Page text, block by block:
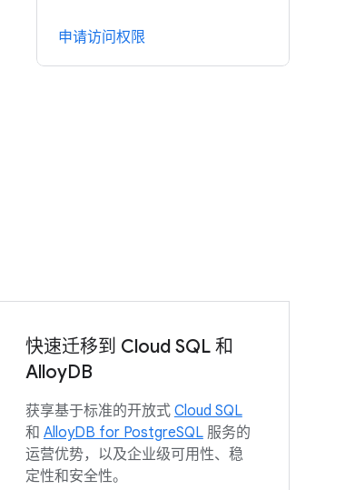
申请访问权限
快速迁移到 Cloud SQL 和
AlloyDB
获享基于标准的开放式 Cloud SQL
和 AlloyDB for PostgreSQL服务的
运营优势，以及企业级可用性、稳
定性和安全性。